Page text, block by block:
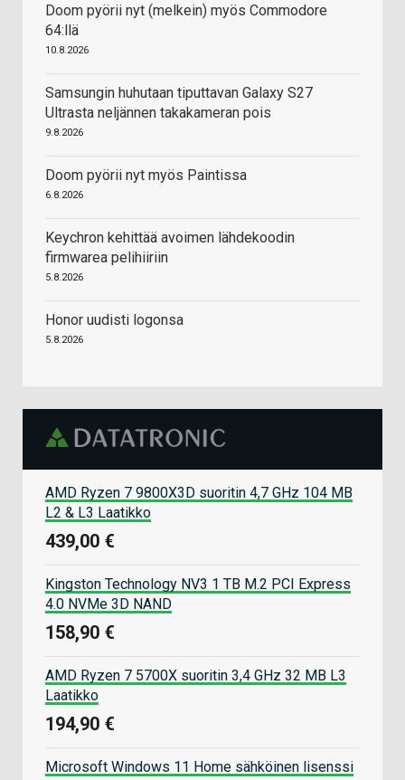
Doom pyörii nyt (melkein) myös Commodore
64:llä
10.8.2026
Samsungin huhutaan tiputtavan Galaxy S27
Ultrasta neljännen takakameran pois
9.8.2026
Doom pyörii nyt myös Paintissa
6.8.2026
Keychron kehittää avoimen lähdekoodin
firmwarea pelihiiriin
5.8.2026
Honor uudisti logonsa
5.8.2026
AMD Ryzen 7 9800X3D suoritin 4,7 GHz 104 MB
L2 & L3 Laatikko
439,00 €
Kingston Technology NV3 1 TB M.2 PCI Express
4.0 NVMe 3D NAND
158,90 €
AMD Ryzen 7 5700X suoritin 3,4 GHz 32 MB L3
Laatikko
194,90 €
Microsoft Windows 11 Home sähköinen lisenssi